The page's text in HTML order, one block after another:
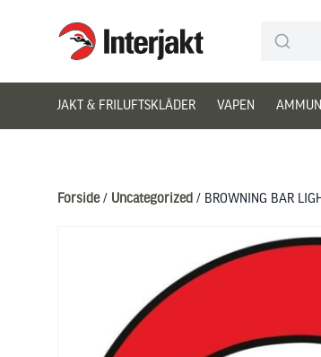
Interjakt DK
JAKT & FRILUFTSKLÄDER VAPEN
Forside/ Uncategorized / BROWNING BAR